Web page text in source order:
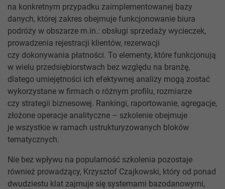
na konkretnym przypadku zaimplementowanej bazy
danych, której zakres obejmuje funkcjonowanie biura
podróży w obszarze m.in.: obsługi sprzedaży wycieczek,
prowadzenia rejestracji klientów, rezerwacji
czy dokonywania płatności. To elementy, które funkcjonują
w wielu przedsiębiorstwach bez względu na branżę,
dlatego umiejętności ich efektywnej analizy mogą zostać
wykorzystane w firmach o różnym profilu, rozmiarze
czy strategii biznesowej. Rankingi, raportowanie, agregacje,
złożone operacje analityczne – szkolenie obejmuje
je wszystkie w ramach ustrukturyzowanych bloków
tematycznych.
Nie bez wpływu na popularność szkolenia pozostaje
również prowadzący, Krzysztof Czajkowski, który od ponad
dwudziestu klat zajmuje się systemami bazodanowymi,